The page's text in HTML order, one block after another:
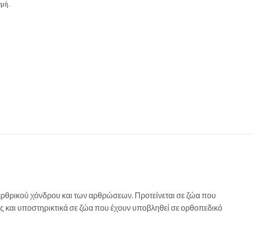
χόνδρου και των αρθρώσεων. Προτείνεται σε ζώα που
υποστηρικτικά σε ζώα που έχουν υποβληθεί σε ορθοπεδικό